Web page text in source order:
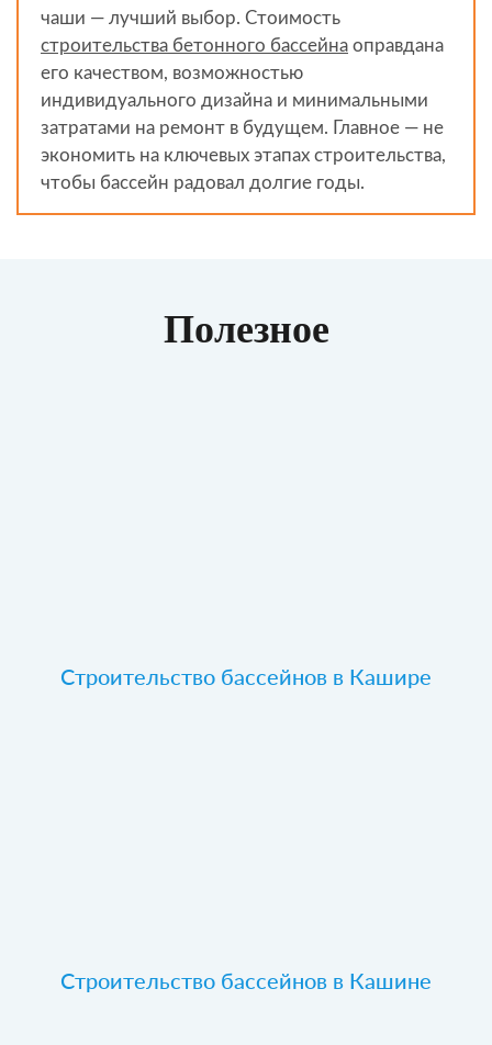
чаши — лучший выбор. Стоимость
строительства бетонного бассейна оправдана
его качеством, возможностью
индивидуального дизайна и минимальными
затратами на ремонт в будущем. Главное — не
экономить на ключевых этапах строительства,
чтобы бассейн радовал долгие годы.
Полезное
Строительство бассейнов в Кашире
Строительство бассейнов в Кашине